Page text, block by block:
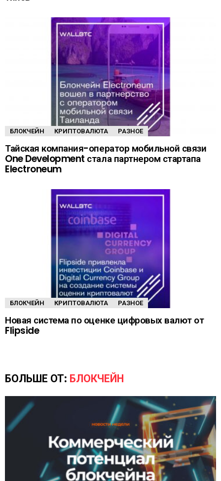
БЛОКЧЕЙН КРИПТОВАЛЮТА РАЗНОЕ
Тайская компания-оператор мобильной связи
One Development стала партнером стартапа
Electroneum
БЛОКЧЕЙН КРИПТОВАЛЮТА РАЗНОЕ
Новая система по оценке цифровых валют от
Flipside
БОЛЬШЕ ОТ: БЛОКЧЕЙН